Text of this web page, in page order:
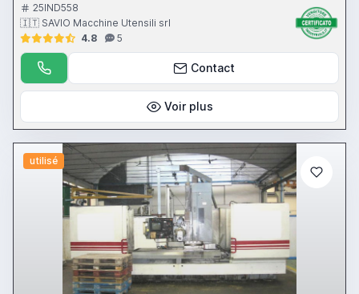
25IND558
🇮🇹 SAVIO Macchine Utensili srl
4.8
5
Contact
Voir plus
utilisé